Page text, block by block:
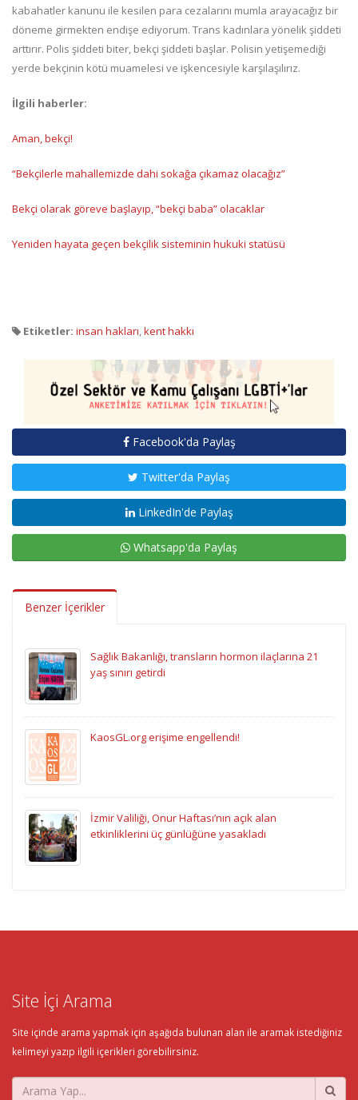
kabahatler kanunu ile kesilen para cezalarını mumla arayacağız bir
döneme girmekten endişe ediyorum. Trans kadınlara yönelik şiddeti
arttırır. Polis şiddeti biter, bekçi şiddeti başlar. Polisin yetişemediği
yerde bekçinin kötü muamelesi ve işkencesiyle karşılaşılırız.
İlgili haberler:
Aman, bekçi!
“Bekçilerle mahallemizde dahi sokağa çıkamaz olacağız”
Bekçi olarak göreve başlayıp, “bekçi baba” olacaklar
Yeniden hayata geçen bekçilik sisteminin hukuki statüsü
Etiketler: insan hakları,kent hakkı
Facebook'da Paylaş
Twitter'da Paylaş
LinkedIn'de Paylaş
Whatsapp'da Paylaş
Benzer İçerikler
Sağlık Bakanlığı, transların hormon ilaçlarına 21
yaş sınırı getirdi
KaosGL.org erişime engellendi!
İzmir Valiliği, Onur Haftası’nın açık alan
etkinliklerini üç günlüğüne yasakladı
Site İçi Arama
Site içinde arama yapmak için aşağıda bulunan alan ile aramak istediğiniz
kelimeyi yazıp ilgili içerikleri görebilirsiniz.